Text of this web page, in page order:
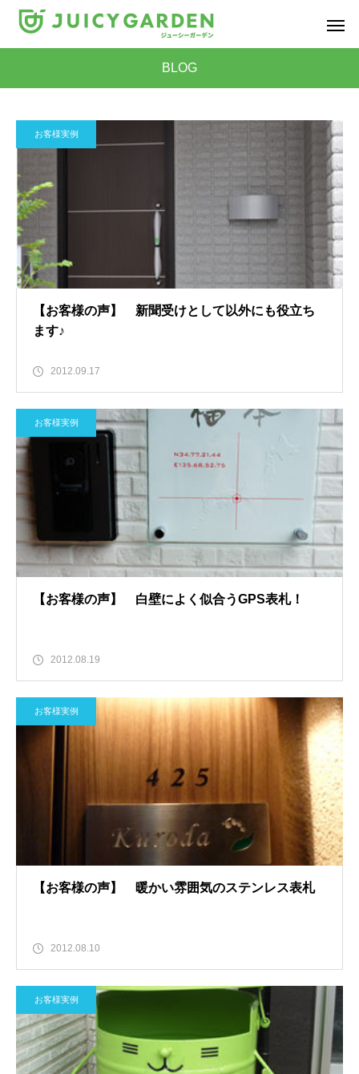
BLOG
お客様実例
【お客様の声】 新聞受けとして以外にも役立ち
ます♪
2012.09.17
お客様実例
【お客様の声】 白壁によく似合うGPS表札！
2012.08.19
お客様実例
【お客様の声】 暖かい雰囲気のステンレス表札
2012.08.10
お客様実例